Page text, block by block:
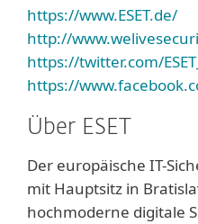
https://www.ESET.de/
http://
https://twitter.com/
https://
Über ESET
Der europäische IT-
mit Hauptsitz in
hochmoderne digitale